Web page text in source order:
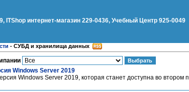
ITShop интернет-магазин 229-0436, Учебный Центр 925-0049
- СУБД и хранилища данных
Windows Server 2019
Windows Server 2019, которая станет доступна во втором